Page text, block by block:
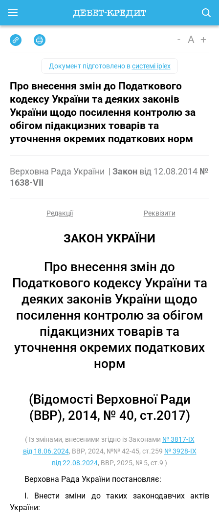
- A +
Документ підготовлено всистемі iplex
Про внесення змін до Податкового
кодексу України та деяких законів
України щодо посилення контролю за
обігом підакцизних товарів та
уточнення окремих податкових норм
Верховна Рада України | Закон від 12.08.2014 №
1638-VII
Редакції Реквізити
ЗАКОН УКРАЇНИ
Про внесення змін до
Податкового кодексу України та
деяких законів України щодо
посилення контролю за обігом
підакцизних товарів та
уточнення окремих податкових
норм
(Відомості Верховної Ради
(ВВР), 2014, № 40, ст.2017)
( Із змінами, внесеними згідно із Законами № 3817-IX
від 18.06.2024, ВВР, 2024, №№ 42-45, ст.259 № 3928-IX
від 22.08.2024, ВВР, 2025, № 5, ст.9 )
Верховна Рада України постановляє:
I. Внести зміни до таких законодавчих актів
України: